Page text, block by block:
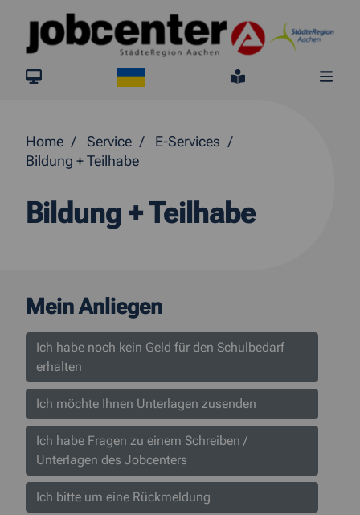
Springe direkt zum Inhalt
jobcenter.digital
Leichte
Home Service
E-Services
Bildung + Teilhabe
Bildung + Teilhabe
Mein Anliegen
Ich habe noch kein Geld für den Schulbedarf
erhalten
Ich möchte Ihnen Unterlagen zusenden
Ich habe Fragen zu einem Schreiben /
Unterlagen des Jobcenters
Ich bitte um eine Rückmeldung